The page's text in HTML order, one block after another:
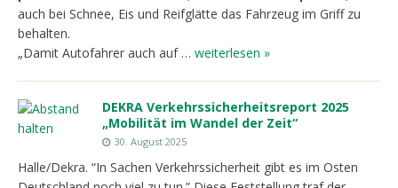
auch bei Schnee, Eis und Reifglätte das Fahrzeug im Griff zu
behalten.
„Damit Autofahrer auch auf … weiterlesen »
DEKRA Verkehrssicherheitsreport 2025
„Mobilität im Wandel der Zeit“
30. August 2025
Halle/Dekra. “In Sachen Verkehrssicherheit gibt es im Osten